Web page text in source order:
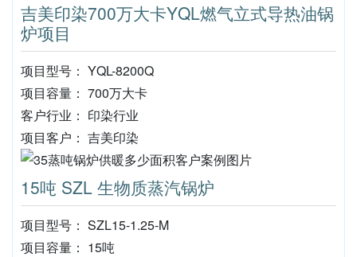
吉美印染700万大卡YQL燃气立式导热油锅
炉项目
项目型号： YQL-8200Q
项目容量： 700万大卡
客户行业： 印染行业
项目客户： 吉美印染
15吨 SZL 生物质蒸汽锅炉
项目型号： SZL15-1.25-M
项目容量： 15吨